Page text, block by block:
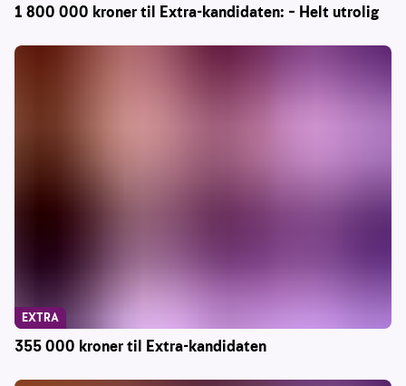
1 800 000 kroner til Extra-kandidaten: – Helt utrolig
355 000 kroner til Extra-kandidaten
EXTRA